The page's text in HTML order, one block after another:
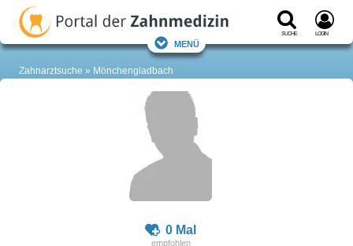
Suche Login
Menü
Zahnarztsuche Mönchengladbach
0 Mal